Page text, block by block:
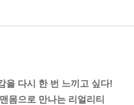
을 다시 한 번 느끼고 싶다!
몸으로 만나는 리얼리티